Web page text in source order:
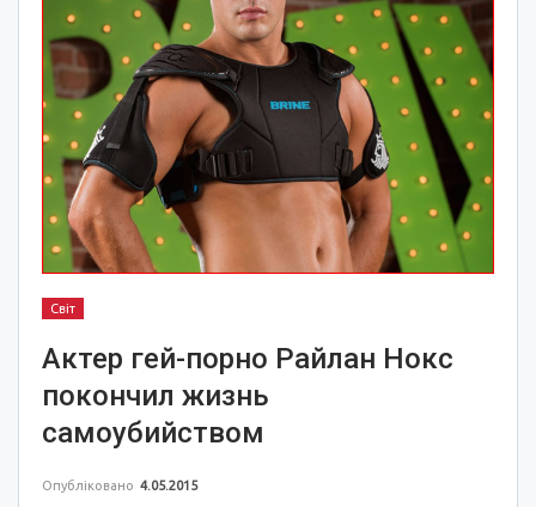
Світ
Актер гей-порно Райлан Нокс
покончил жизнь
самоубийством
Опубліковано 4.05.2015